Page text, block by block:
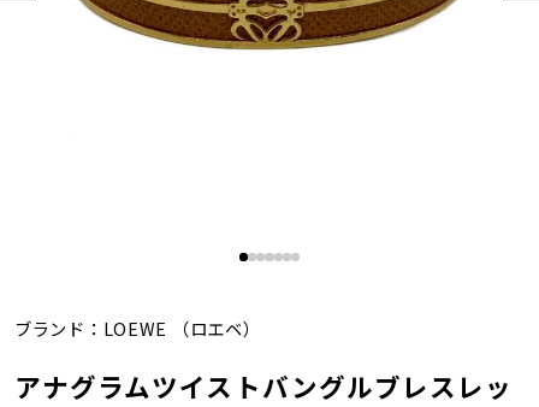
ブランド： LOEWE （ロエベ）
アナグラムツイストバングルブレスレッ